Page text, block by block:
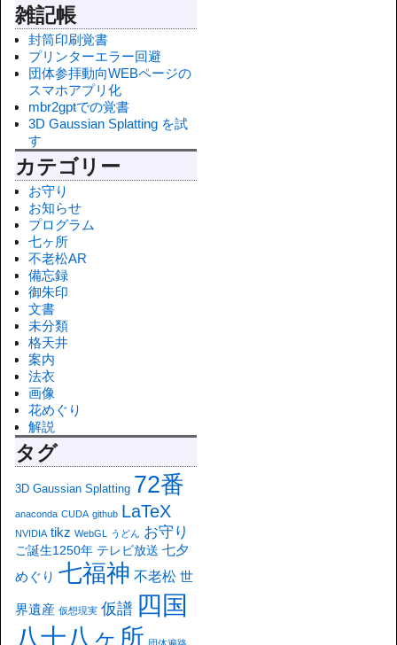
雑記帳
封筒印刷覚書
プリンターエラー回避
団体参拝動向WEBページの
スマホアプリ化
mbr2gptでの覚書
3D Gaussian Splatting を試
す
カテゴリー
お守り
お知らせ
プログラム
七ヶ所
不老松AR
備忘録
御朱印
文書
未分類
格天井
案内
法衣
画像
花めぐり
解説
タグ
3D Gaussian Splatting 72番
anaconda CUDA github LaTeX
NVIDIA tikz WebGL うどん お守り
ご誕生1250年 テレビ放送 七夕
めぐり 七福神 不老松 世
界遺産 仮想現実 仮譜 四国
八十八ヶ所 団体遍路